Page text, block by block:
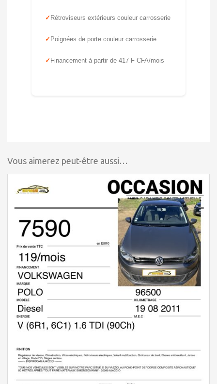
Rétroviseurs extérieurs couleur carrosserie
Poignées de porte couleur carrosserie
Financement à partir de 417 F CFA/mois
Vous aimerez peut-être aussi…